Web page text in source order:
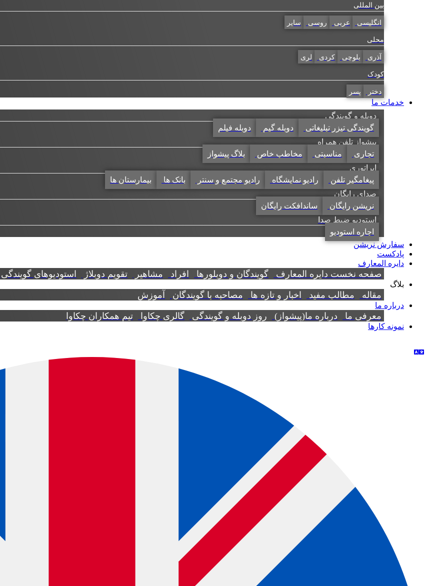
بین المللی
انگلیسی عربی روسی سایر
محلی
آذری بلوچی کردی لری
کودک
دختر پسر
خدمات ما
دوبله و گویندگی
گویندگی تیزر تبلیغاتی
دوبله گیم
دوبله فیلم
پیشواز تلفن همراه
تجاری
مناسبتی مخاطب خاص
بلاگ پیشواز
اپراتوری
پیغامگیر تلفن
رادیو نمایشگاه رادیو مجتمع و سنتر بانک ها
بیمارستان ها
صدای رایگان
نریشن رایگان
ساندافکت رایگان
استودیو ضبط صدا
اجاره استودیو
سفارش نریشن
پادکست
دایره المعارف
صفحه نخست دایره المعارف گویندگان و دوبلورها افراد مشاهیر تقویم دوبلاژ استودیوهای گویندگی
بلاگ
مقاله مطالب مفید اخبار و تازه ها مصاحبه با گویندگان آموزش
درباره ما
معرفی ما درباره ما(پیشواز) روز دوبله و گویندگی گالری چکاوا تیم همکاران چکاوا
نمونه کارها